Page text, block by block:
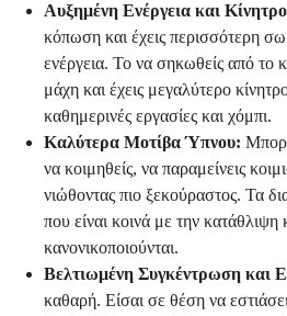
Αυξημένη Ενέργεια και
κόπωση και έχεις περισσότερη
ενέργεια. Το να σηκωθείς από το
μάχη και έχεις μεγαλύτερο
καθημερινές εργασίες και χόμπι.
Καλύτερα Μοτίβα Ύπνου:
να κοιμηθείς, να παραμείνεις
νιώθοντας πιο ξεκούραστος. Τα
που είναι κοινά με την κατάθλιψη
κανονικοποιούνται.
Βελτιωμένη Συγκέντρωση και
καθαρή. Είσαι σε θέση να